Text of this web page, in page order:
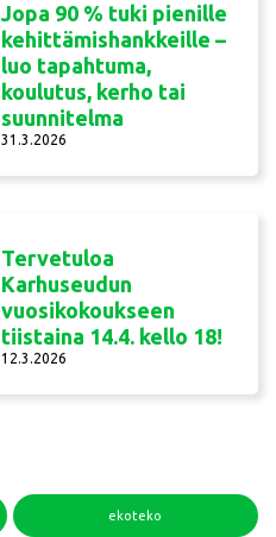
Jopa 90 % tuki pienille
kehittämishankkeille –
luo tapahtuma,
koulutus, kerho tai
suunnitelma
31.3.2026
Tervetuloa
Karhuseudun
vuosikokoukseen
tiistaina 14.4. kello 18!
12.3.2026
ekoteko